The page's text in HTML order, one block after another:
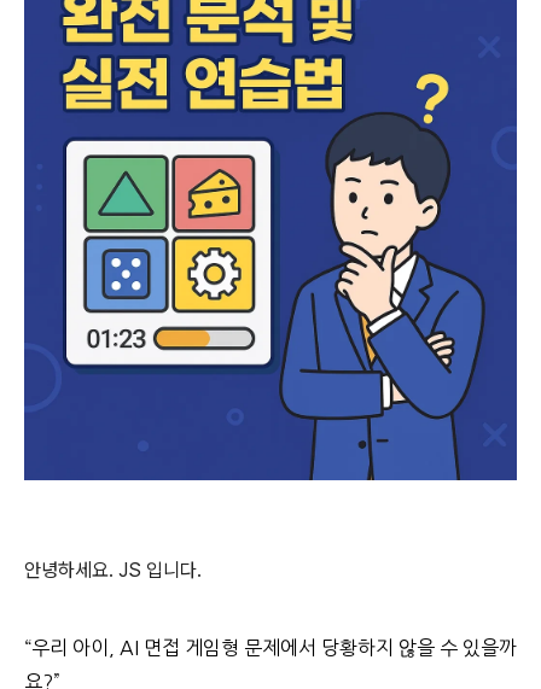
안녕하세요. JS 입니다.
“우리 아이, AI 면접 게임형 문제에서 당황하지 않을 수 있을까
요?”